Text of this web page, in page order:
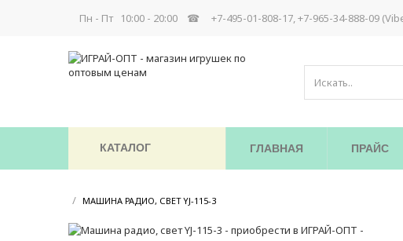
Пн - Пт 10:00 - 20:00 ☎ +7-495-01-808-17, +7-965-34-888-09
КАТАЛОГ ГЛАВНАЯ ПРАЙС
/ МАШИНА РАДИО, СВЕТ YJ-115-3